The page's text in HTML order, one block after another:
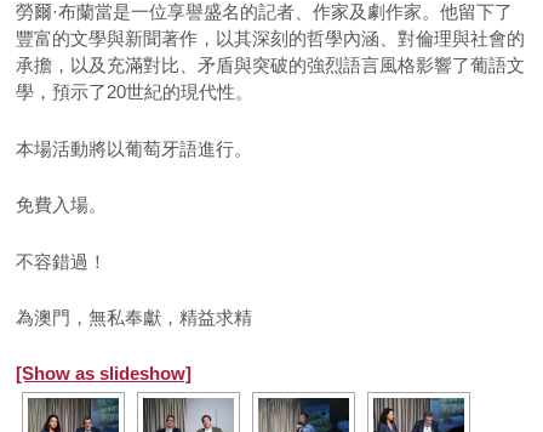
勞爾·布蘭當是一位享譽盛名的記者、作家及劇作家。他留下了
豐富的文學與新聞著作，以其深刻的哲學內涵、對倫理與社會的
承擔，以及充滿對比、矛盾與突破的強烈語言風格影響了葡語文
學，預示了20世紀的現代性。
本場活動將以葡萄牙語進行。
免費入場。
不容錯過！
為澳門，無私奉獻，精益求精
[Show as slideshow]